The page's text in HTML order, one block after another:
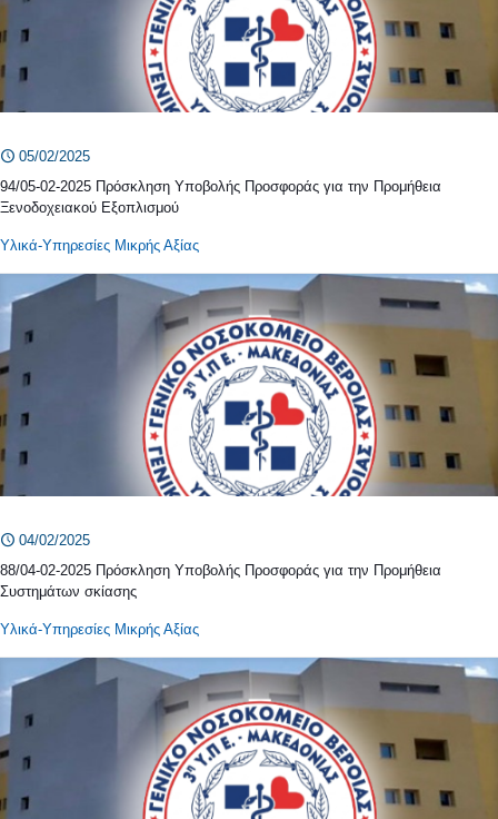
05/02/2025
94/05-02-2025 Πρόσκληση Υποβολής Προσφοράς για την Προμήθεια
Ξενοδοχειακού Εξοπλισμού
Υλικά-Υπηρεσίες Μικρής Αξίας
04/02/2025
88/04-02-2025 Πρόσκληση Υποβολής Προσφοράς για την Προμήθεια
Συστημάτων σκίασης
Υλικά-Υπηρεσίες Μικρής Αξίας